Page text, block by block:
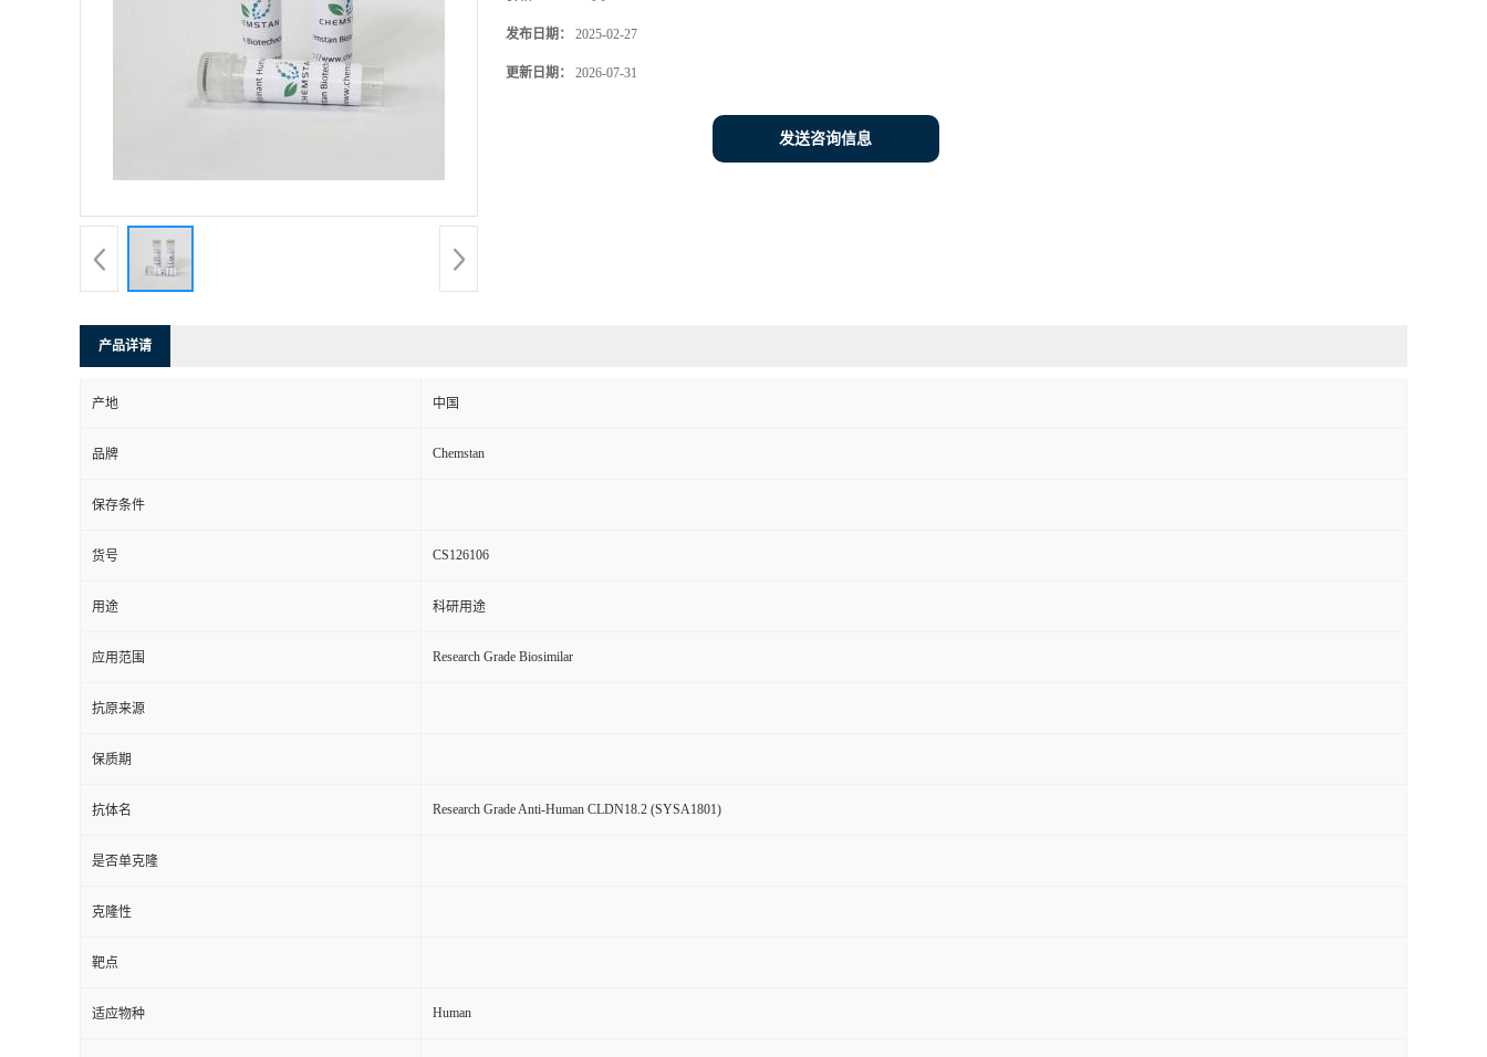
发布日期： 2025-02-27
更新日期： 2026-07-31
发送咨询信息
产品详请
产地 中国
品牌 Chemstan
保存条件
货号 CS126106
用途 科研用途
应用范围 Research Grade Biosimilar
抗原来源
保质期
抗体名 Research Grade Anti-Human CLDN18.2 (SYSA1801)
是否单克隆
克隆性
靶点
适应物种 Human